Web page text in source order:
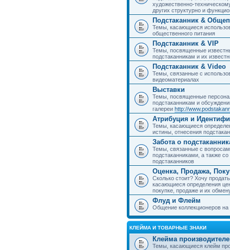
художественно-
других структурно и
Подстаканник &
Темы, касающиеся
общественного питания
Подстаканник & VIP
Темы, посвященные
подстаканникам и их
Подстаканник & Video
Темы, связанные с
видеоматериалах
Выставки
Темы, посвященные
подстаканникам и
галереи http://
Атрибуция и
Темы, касающиеся
истины, отнесения
Забота о
Темы, связанные с
подстаканниками, а также
подстаканников
Оценка, Продажа,
Сколько стоит? Хочу
касающиеся определения
покупке, продаже и их
Флуд и Флейм
Общение коллекционеров
КЛЕЙМА И ТОВАРНЫЕ ЗНАКИ
Клейма
Темы, касающиеся клейм